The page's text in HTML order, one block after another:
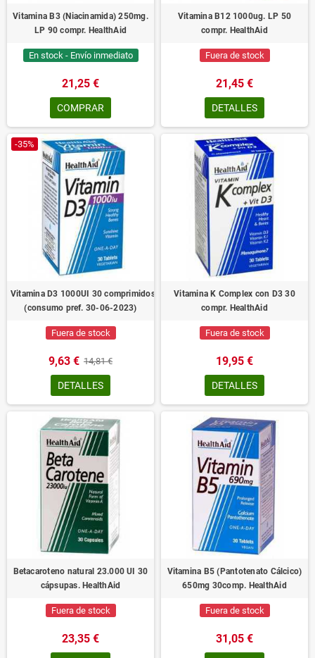
Vitamina B3 (Niacinamida) 250mg.
LP 90 compr. HealthAid
En stock - Envío inmediato
21,25 €
COMPRAR
Vitamina B12 1000ug. LP 50
compr. HealthAid
Fuera de stock
21,45 €
DETALLES
-35%
Vitamina D3 1000UI 30 comprimidos HealthAid
(consumo pref. 30-06-2023)
Fuera de stock
9,63 € 14,81 €
DETALLES
Vitamina K Complex con D3 30
compr. HealthAid
Fuera de stock
19,95 €
DETALLES
Betacaroteno natural 23.000 UI 30
cápsupas. HealthAid
Fuera de stock
23,35 €
Vitamina B5 (Pantotenato Cálcico)
650mg 30comp. HealthAid
Fuera de stock
31,05 €